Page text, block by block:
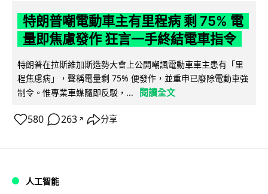
特朗普嘲電動車主有里程病 剩 75% 電
量即焦慮發作 狂言一手終結電車指令
特朗普在拉斯維加斯造勢大會上公開嘲諷電動車車主患有「里
程焦慮病」，聲稱電量剩 75% 便發作，並重申已廢除電動車強
制令。惟專業車媒隨即反駁，...
閱讀全文
580 263 ↗ 分享
人工智能